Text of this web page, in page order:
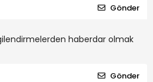
Gönder
haberdar olmak
Gönder